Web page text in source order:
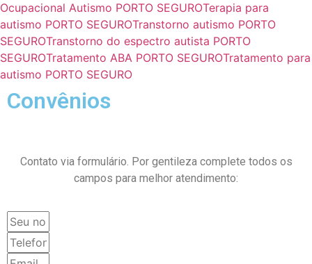
Ocupacional Autismo PORTO SEGUROTerapia para
autismo PORTO SEGUROTranstorno autismo PORTO
SEGUROTranstorno do espectro autista PORTO
SEGUROTratamento ABA PORTO SEGUROTratamento para
autismo PORTO SEGURO
Convênios
Contato via formulário. Por gentileza complete todos os
campos para melhor atendimento: